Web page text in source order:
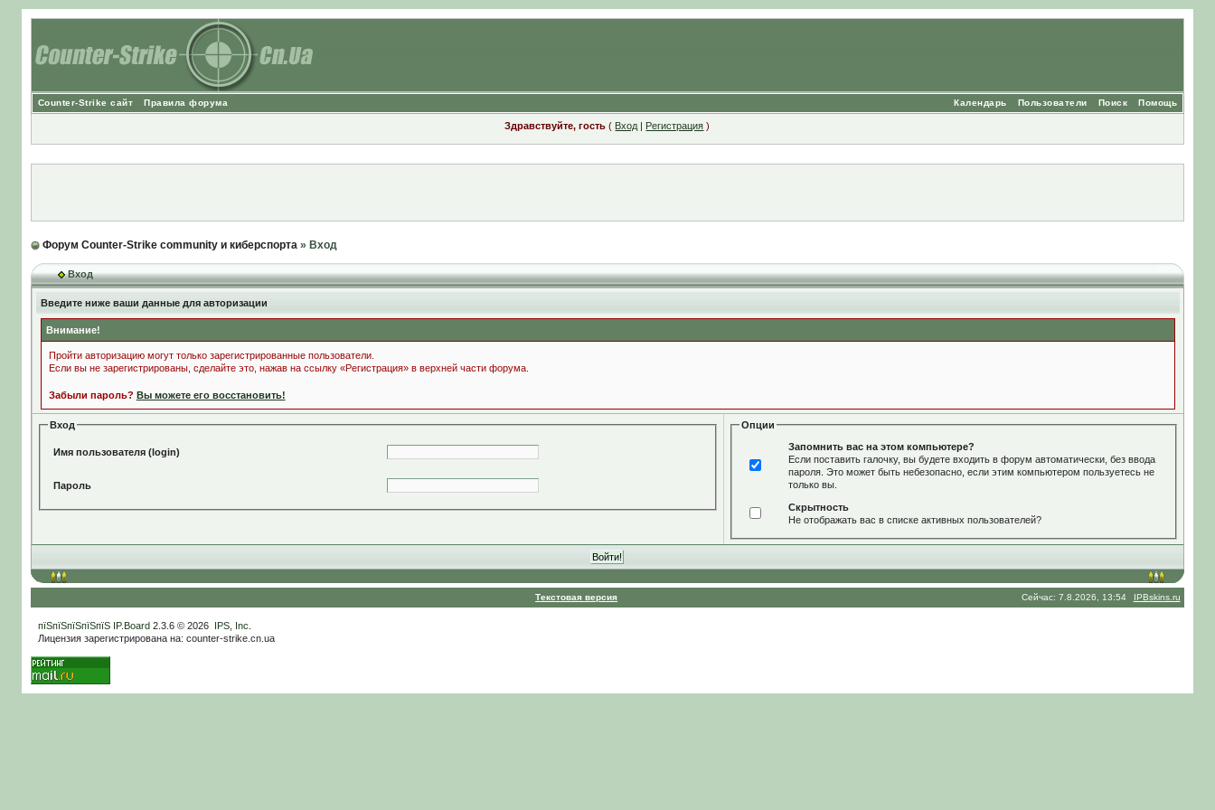
Counter-Strike сайт Правила форума Помощь
Поиск
Пользователи
Календарь
Здравствуйте, гость ( Вход | Регистрация )
Форум Counter-Strike community и киберспорта» Вход
Вход
Введите ниже ваши данные для авторизации
Внимание!
Пройти авторизацию могут только зарегистрированные пользователи.
Если вы не зарегистрированы, сделайте это, нажав на ссылку «Регистрация» в верхней части форума.
Забыли пароль? Вы можете его восстановить!
Вход
Имя пользователя (login)
Пароль
Опции
Запомнить вас на этом компьютере?
Если поставить галочку, вы будете входить в форум автоматически, без ввода
пароля. Это может быть небезопасно, если этим компьютером пользуетесь не
только вы.
Скрытность
Не отображать вас в списке активных пользователей?
Текстовая версия Сейчас: 7.8.2026, 13:54 IPBskins.ru
пїЅпїЅпїЅпїЅпїЅ IP.Board2.3.6 © 2026 IPS, Inc
Лицензия зарегистрирована на: counter-strike.cn.ua